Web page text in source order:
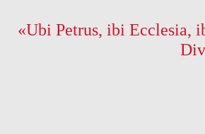
«Ubi Petrus, ibi Ecclesia,